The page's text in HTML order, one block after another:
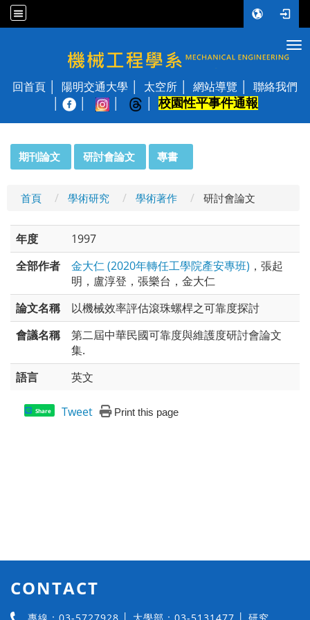
國立陽明交通大學 機械工程學系
回首頁 陽明交通大學 太空所 網站導覽
聯絡我們
校園性平事件通報
期刊論文 研討會論文 專書
首頁 學術研究 學術著作 研討會論文
年度
1997
全部作者
金大仁 (2020年轉任工學院產安專班) ，張起
明，盧淳登，張樂台，金大仁
論文名稱
以機械效率評估滾珠螺桿之可靠度探討
會議名稱
第二屆中華民國可靠度與維護度研討會論文
集.
語言
英文
Share Tweet Print this page
CONTACT